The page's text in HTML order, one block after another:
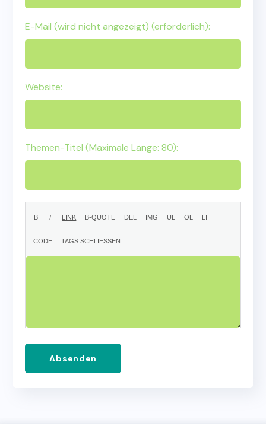
E-Mail (wird nicht angezeigt) (erforderlich):
Website:
Themen-Titel (Maximale Länge: 80):
Absenden